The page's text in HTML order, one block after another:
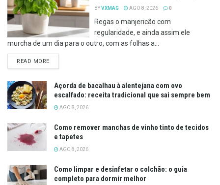
BYVXMAG AGO 8, 2026 0
Regas o manjericão com
regularidade, e ainda assim ele
murcha de um dia para o outro, com as folhas a...
READ MOREDETAILS
Açorda de bacalhau à alentejana com ovo
escalfado: receita tradicional que sai sempre bem
AGO 8, 2026
Como remover manchas de vinho tinto de tecidos
e tapetes
AGO 8, 2026
Como limpar e desinfetar o colchão: o guia
completo para dormir melhor